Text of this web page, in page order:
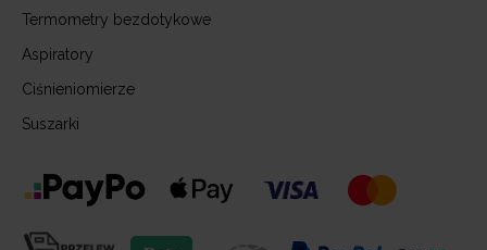
Termometry bezdotykowe
Aspiratory
Ciśnieniomierze
Suszarki